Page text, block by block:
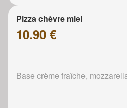
Pizza chèvre miel
10.90 €
Base crème fraîche,